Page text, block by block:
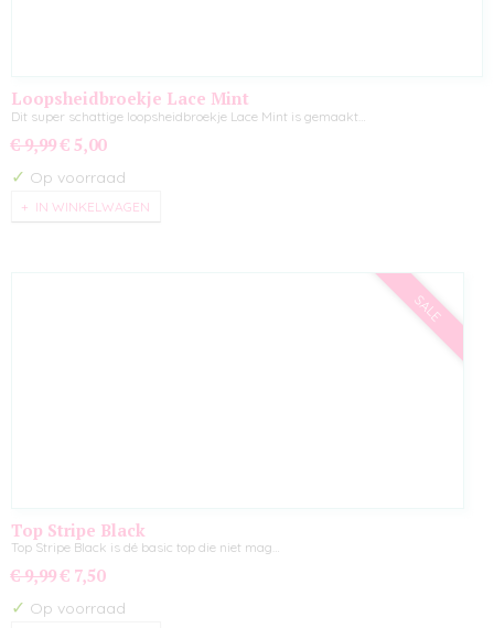
Loopsheidbroekje Lace Mint
Dit super schattige loopsheidbroekje Lace Mint is gemaakt…
€ 9,99 € 5,00
✓ Op voorraad
IN WINKELWAGEN
SALE
Top Stripe Black
Top Stripe Black is dé basic top die niet mag…
€ 9,99 € 7,50
✓ Op voorraad